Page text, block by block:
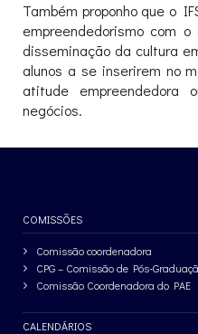
Também proponho que o
empreendedorismo com
disseminação da cultura
alunos a se inserirem no
atitude empreendedora
negócios.
COMISSÕES
Comissão coordenadora
CPG – Comissão de Pós-
Comissão Coordenadora do PAE
CALENDÁRIOS